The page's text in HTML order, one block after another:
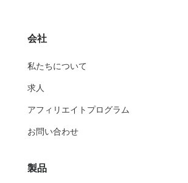
会社
私たちについて
求人
アフィリエイトプログラム
お問い合わせ
製品